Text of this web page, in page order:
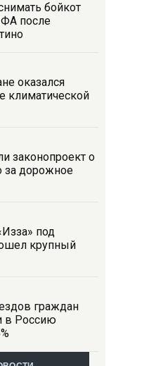
бойкот
после
оказался
климатической
законопроект о
за дорожное
под
крупный
граждан
в Россию